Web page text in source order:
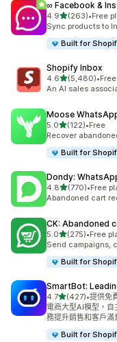
∞ Facebook &
4.9滿分 5 顆星
(263)
共有 263 則評價
•Free
Sync products to
Built for
Shopify Inbox
4.6滿分 5 顆星
(5,480)
共有 5480 則評價
•Free
An AI sales
Moose
5.0滿分 5 顆星
(122)
共有 122 則評價
•Free
Recover
Built for
Dondy:
4.8滿分 5 顆星
(770)
共有 770 則評價
•Free
Abandoned cart
CK: Abandoned
5.0滿分 5 顆星
(275)
共有 275 則評價
•Free
Send campaigns,
Built for
SmartBot:
4.7滿分 5 顆星
(427)
共有 427 則評價
•提供免
電商大型AI模型，自
務提升銷售和客戶滿
Built for